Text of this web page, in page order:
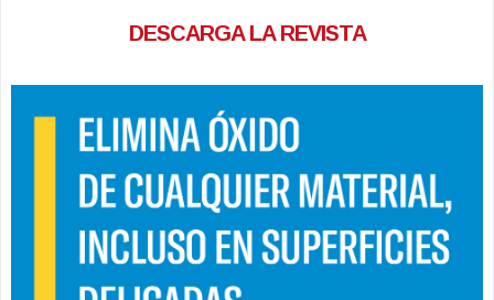
DESCARGA LA REVISTA